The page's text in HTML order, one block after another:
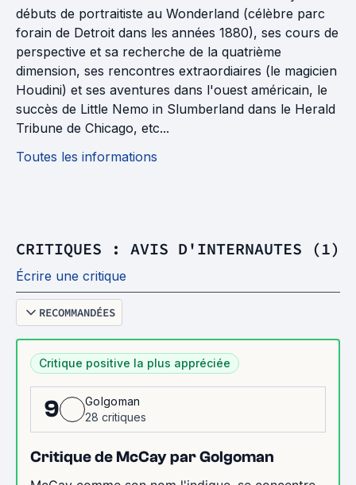
débuts de portraitiste au Wonderland (célèbre parc
forain de Detroit dans les années 1880), ses cours de
perspective et sa recherche de la quatrième
dimension, ses rencontres extraordiaires (le magicien
Houdini) et ses aventures dans l'ouest américain, le
succès de Little Nemo in Slumberland dans le Herald
Tribune de Chicago, etc...
Toutes les informations
CRITIQUES : AVIS D'INTERNAUTES (1)
Écrire une critique
RECOMMANDÉES
Critique positive la plus appréciée
9
Golgoman
28 critiques
Critique de McCay par Golgoman